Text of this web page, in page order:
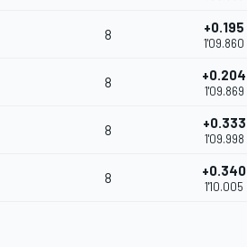
8 +0.195
1'09.860
8 +0.204
1'09.869
8 +0.333
1'09.998
8 +0.340
1'10.005